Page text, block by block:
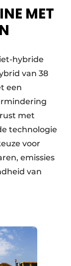
MET
hybride
van 38
een
met
technologie
voor
emissies
van